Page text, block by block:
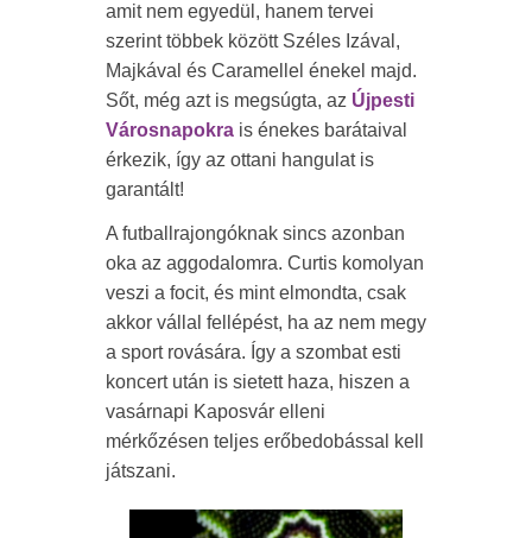
amit nem egyedül, hanem tervei
szerint többek között Széles Izával,
Majkával és Caramellel énekel majd.
Sőt, még azt is megsúgta, az Újpesti
Városnapokra is énekes barátaival
érkezik, így az ottani hangulat is
garantált!
A futballrajongóknak sincs azonban
oka az aggodalomra. Curtis komolyan
veszi a focit, és mint elmondta, csak
akkor vállal fellépést, ha az nem megy
a sport rovására. Így a szombat esti
koncert után is sietett haza, hiszen a
vasárnapi Kaposvár elleni
mérkőzésen teljes erőbedobással kell
játszani.